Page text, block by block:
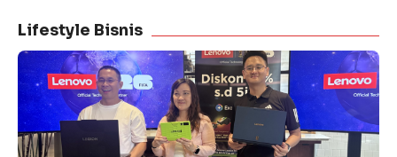
Lifestyle Bisnis